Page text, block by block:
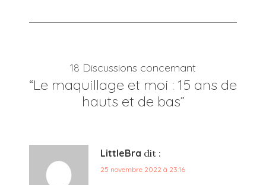
18 Discussions concernant
“Le maquillage et moi : 15 ans de
hauts et de bas”
LittleBra dit :
25 novembre 2022 à 23:16